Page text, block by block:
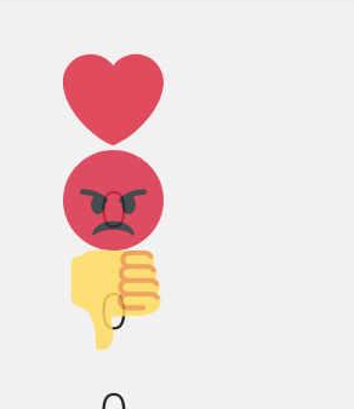
Лайк!
0
Агрессия!
0
Палец
вниз!